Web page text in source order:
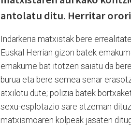
antolatu ditu. Herritar
Indarkeria matxistak bere
Euskal Herrian gizon batek
emakume bat itotzen saiatu da
burua eta bere semea senar
atxilotu dute; polizia batek
sexu-esplotazio sare atzeman
matxismoaren kolpeak jasaten